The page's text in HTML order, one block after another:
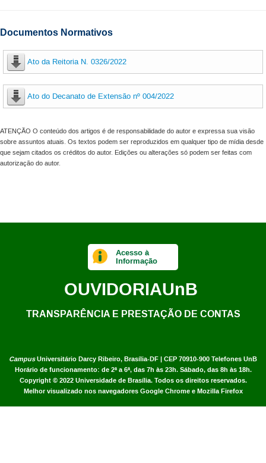
Documentos Normativos
Ato da Reitoria N. 0326/2022
Ato do Decanato de Extensão nº 004/2022
ATENÇÃO O conteúdo dos artigos é de responsabilidade do autor e expressa sua visão
sobre assuntos atuais. Os textos podem ser reproduzidos em qualquer tipo de mídia desde
que sejam citados os créditos do autor. Edições ou alterações só podem ser feitas com
autorização do autor.
CampusUniversitário Darcy Ribeiro, Brasília-DF | CEP 70910-900 Telefones UnB
Horário de funcionamento: de 2ª a 6ª, das 7h às 23h. Sábado, das 8h às 18h.
Copyright © 2022 Universidade de Brasília. Todos os direitos reservados.
Melhor visualizado nos navegadores Google Chrome e Mozilla Firefox
Acesso à
Informação
OUVIDORIAUnB
TRANSPARÊNCIA E PRESTAÇÃO DE CONTAS